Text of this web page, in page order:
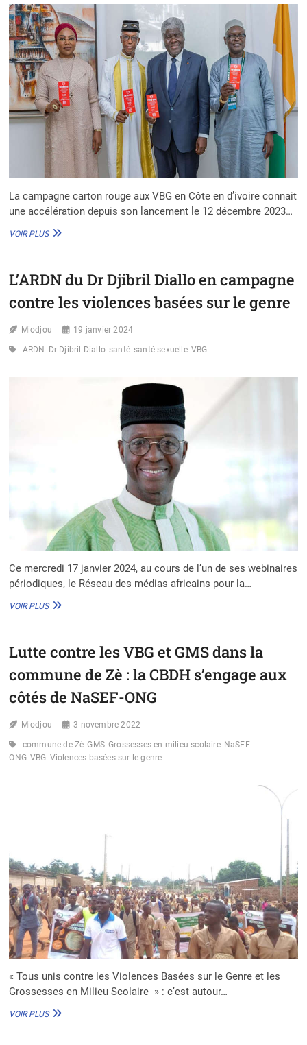
TOUS
AU
BÉNIN
La campagne carton rouge aux VBG en Côte en d’ivoire connait
une accélération depuis son lancement le 12 décembre 2023…
VOIR PLUSLE
SOUTIENT
CAMPAGNE
CARTON
AUX
L’ARDN du Dr Djibril Diallo en campagne
contre les violences basées sur le genre
Miodjou 19 janvier 2024
ARDN Dr Djibril Diallo santé santé sexuelle VBG
Ce mercredi 17 janvier 2024, au cours de l’un de ses webinaires
périodiques, le Réseau des médias africains pour la…
VOIR PLUSL’ARDN
DIALLO
CAMPAGNE
CONTRE
LES
BASÉES
Lutte contre les VBG et GMS dans la
commune de Zè : la CBDH s’engage aux
côtés de NaSEF-ONG
Miodjou 3 novembre 2022
commune de Zè GMS Grossesses en milieu scolaire NaSEF
ONG VBG Violences basées sur le genre
« Tous unis contre les Violences Basées sur le Genre et les
Grossesses en Milieu Scolaire » : c’est autour…
VOIR PLUSLUTTE